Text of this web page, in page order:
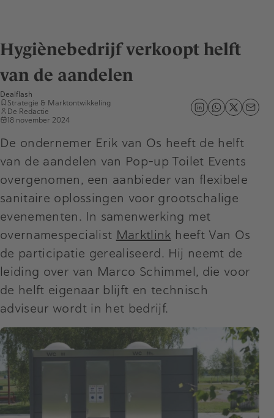
Hygiènebedrijf verkoopt helft
van de aandelen
Dealflash
Strategie & Marktontwikkeling
De Redactie
18 november 2024
De ondernemer Erik van Os heeft de helft
van de aandelen van Pop-up Toilet Events
overgenomen, een aanbieder van flexibele
sanitaire oplossingen voor grootschalige
evenementen. In samenwerking met
overnamespecialist Marktlink heeft Van Os
de participatie gerealiseerd. Hij neemt de
leiding over van Marco Schimmel, die voor
de helft eigenaar blijft en technisch
adviseur wordt in het bedrijf.